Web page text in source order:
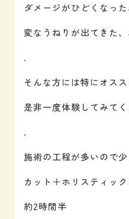
ダメージがひどくなった
変なうねりが出てきた、
.
そんな方には特にオス
是非一度体験してみて
.
施術の工程が多いので
カット＋ホリスティッ
約2時間半